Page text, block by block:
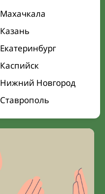
Махачкала
Казань
Екатеринбург
Каспийск
Нижний Новгород
Ставрополь